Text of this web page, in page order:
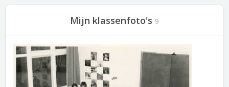
Mijn klassenfoto's 9